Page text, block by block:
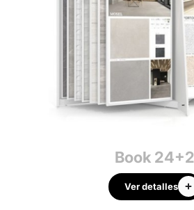
Book 24+2
Ver detalles